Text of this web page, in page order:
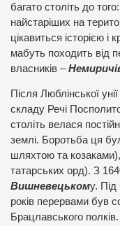
багато століть до
найстаріших на
цікавиться історією
мабуть походить від
власників –
Після Люблінської
складу Речі
століть велася
землі. Боротьба ця
шляхтою та козаками),
татарських орд). З
Вишневецькому. Під
років перервами був
Брацлавського